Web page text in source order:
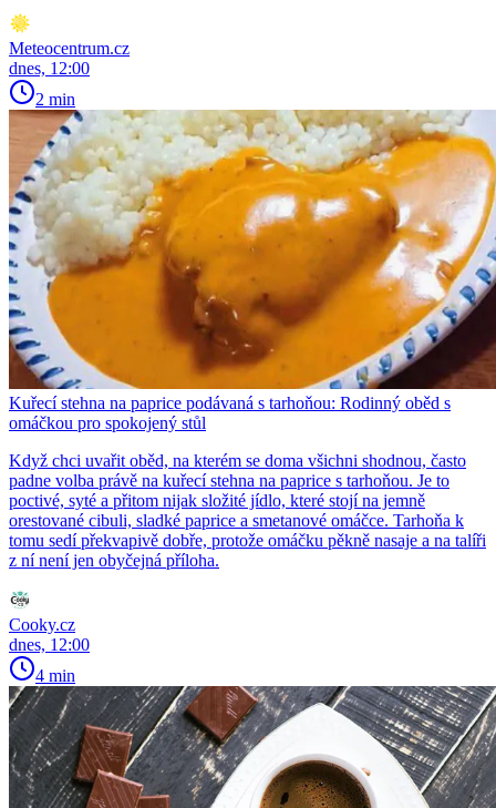
Meteocentrum.cz
dnes, 12:00
2 min
Kuřecí stehna na paprice podávaná s tarhoňou: Rodinný oběd s
omáčkou pro spokojený stůl
Když chci uvařit oběd, na kterém se doma všichni shodnou, často
padne volba právě na kuřecí stehna na paprice s tarhoňou. Je to
poctivé, syté a přitom nijak složité jídlo, které stojí na jemně
orestované cibuli, sladké paprice a smetanové omáčce. Tarhoňa k
tomu sedí překvapivě dobře, protože omáčku pěkně nasaje a na talíři
z ní není jen obyčejná příloha.
Cooky.cz
dnes, 12:00
4 min